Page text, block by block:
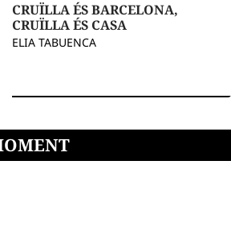
CRUÏLLA ÉS BARCELONA,
CRUÏLLA ÉS CASA
ELIA TABUENCA